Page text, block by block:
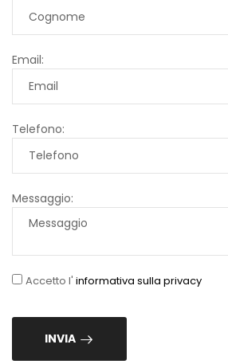
Email:
Telefono:
Messaggio:
Accetto l' informativa sulla privacy
INVIA